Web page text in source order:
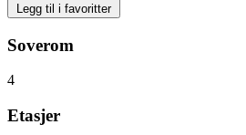
Legg til i favoritter
Soverom
4
Etasjer